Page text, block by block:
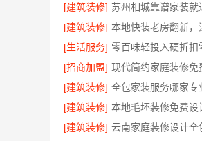
[建筑装修] 苏州相城靠谱家装
[建筑装修] 本地快装老房翻新
[生活服务] 零百味轻投入硬折扣
[招商加盟]
[建筑装修]
[建筑装修]
[建筑装修]